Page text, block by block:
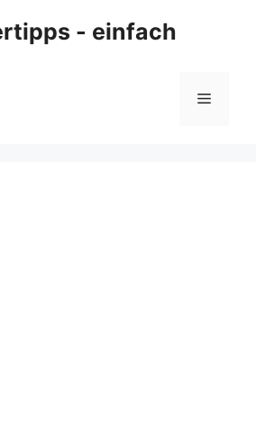
- einfach
Menü